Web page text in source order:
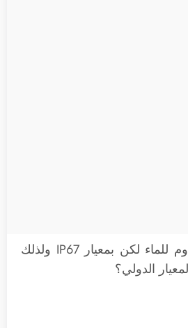
الآي-فون 7 فعلاً مقاوم للماء لكن بمعيار IP67 ولذلك
الدولي؟